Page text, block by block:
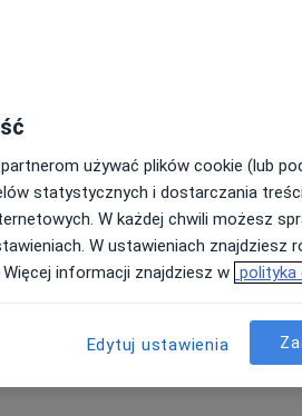
Jutro
8 Sie
Ndz,
9 Sie
Pon,
10 Sie
używać plików cookie (lub
statystycznych i dostarczania
W każdej chwili możesz
W ustawieniach znajdziesz
informacji znajdziesz w polityka
Edytuj ustawienia